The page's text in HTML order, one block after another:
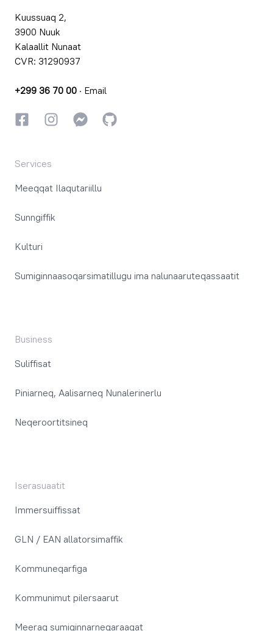
Kuussuaq 2,
3900 Nuuk
Kalaallit Nunaat
CVR: 31290937
+299 36 70 00 · Email
FacebookkiInstagrammiInstagrammi
GitHub
Services
Meeqqat Ilaqutariillu
Sunngiffik
Kulturi
Sumiginnaasoqarsimatillugu ima nalunaaruteqassaatit
Business
Suliffisat
Piniarneq, Aalisarneq Nunalerinerlu
Neqeroortitsineq
Iserasuaatit
Immersuiffissat
GLN / EAN allatorsimaffik
Kommuneqarfiga
Kommunimut pilersaarut
Meeraq sumiginnarneqaraagat